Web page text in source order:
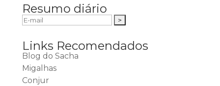
Resumo diário
Links Recomendados
Blog do Sacha
Migalhas
Conjur